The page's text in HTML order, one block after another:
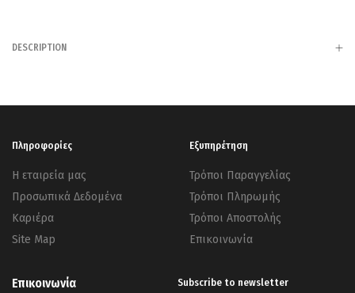
DESCRIPTION
Πληροφορίες
Η εταιρεία μας
Προσωπικά Δεδομένα
Καριέρα
Site Map
Εξυπηρέτηση
Τρόποι Παραγγελίας
Τρόποι Πληρωμής
Τρόποι Αποστολής
Επικοινωνία
Επικοινωνία Subscribe to newsletter